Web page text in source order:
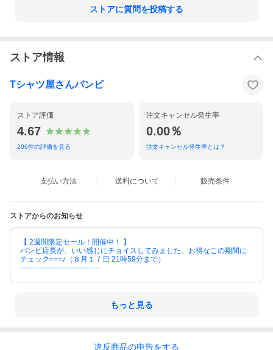
ストアに質問を投稿する
ストア情報
Tシャツ屋さんバンビ
ストア評価
4.67
206件の評価を見る
注文キャンセル発生率
0.00％
注文キャンセル発生率とは？
支払い方法 送料について 販売条件
ストアからのお知らせ
【 2週間限定セール！開催中！ 】
バンビ店長が、いい感じにチョイスしてみました。お得なこの期間に
チェック===♪（８月１７日 21時59分まで）
---------------------------------
もっと見る
違反商品の申告をする